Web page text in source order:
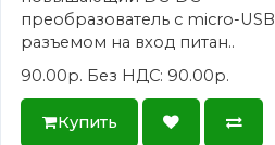
преобразователь c micro-USB
разъемом на вход питан..
90.00р. Без НДС: 90.00р.
Купить